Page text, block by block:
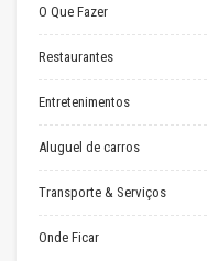
O Que Fazer
Restaurantes
Entretenimentos
Aluguel de carros
Transporte & Serviços
Onde Ficar